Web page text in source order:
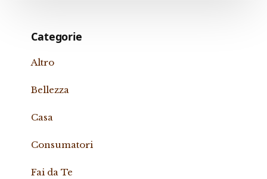
Categorie
Altro
Bellezza
Casa
Consumatori
Fai da Te